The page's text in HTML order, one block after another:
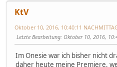
KtV
Oktober 10, 2016, 10:40:11
Letzte Bearbeitung: Oktober 10, 2016,
Im Onesie war ich bisher nicht
daher heute meine Premiere,